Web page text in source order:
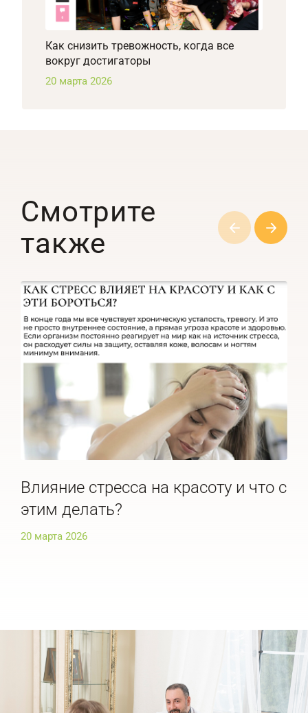
Как снизить тревожность, когда все
вокруг достигаторы
20 марта 2026
Смотрите
также
Влияние стресса на красоту и что с
этим делать?
20 марта 2026